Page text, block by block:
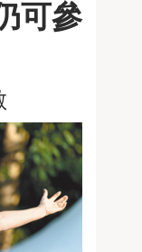
可參